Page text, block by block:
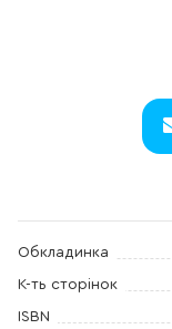
Обкладинка
К-ть сторінок
ISBN